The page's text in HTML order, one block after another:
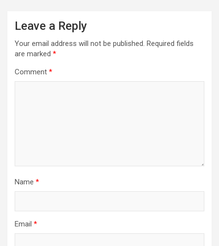
Leave a Reply
Your email address will not be published. Required fields
are marked *
Comment *
Name *
Email *